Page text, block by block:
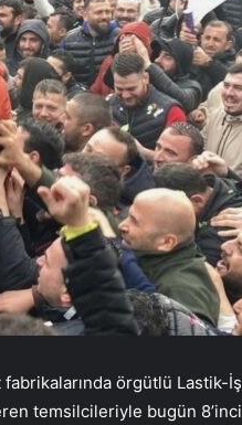
örgütlü Lastik-İş
temsilcileriyle bugün 8’inci